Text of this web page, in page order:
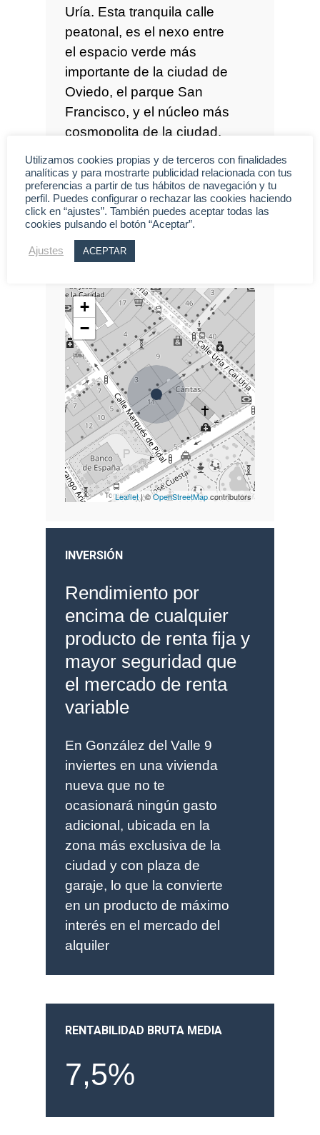
Uría. Esta tranquila calle
peatonal, es el nexo entre
el espacio verde más
importante de la ciudad de
Oviedo, el parque San
Francisco, y el núcleo más
cosmopolita de la ciudad.
El Distrito Centro de Oviedo
concentra toda la vida
social, comercial y
administrativa de la capital.
+
−
Leaflet| ©OpenStreetMapcontributors
INVERSIÓN
Rendimiento por
encima de cualquier
producto de renta fija y
mayor seguridad que
el mercado de renta
variable
En González del Valle 9
inviertes en una vivienda
nueva que no te
ocasionará ningún gasto
adicional, ubicada en la
zona más exclusiva de la
ciudad y con plaza de
garaje, lo que la convierte
en un producto de máximo
interés en el mercado del
alquiler
RENTABILIDAD BRUTA MEDIA
7,5%
Utilizamos cookies propias y de terceros con finalidades
analíticas y para mostrarte publicidad relacionada con tus
preferencias a partir de tus hábitos de navegación y tu
perfil. Puedes configurar o rechazar las cookies haciendo
click en “ajustes”. También puedes aceptar todas las
cookies pulsando el botón “Aceptar”.
Ajustes ACEPTAR